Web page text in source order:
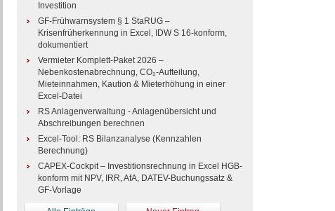
Investition
GF-Frühwarnsystem § 1 StaRUG –
Krisenfrüherkennung in Excel, IDW S 16-konform,
dokumentiert
Vermieter Komplett-Paket 2026 –
Nebenkostenabrechnung, CO₂-Aufteilung,
Mieteinnahmen, Kaution & Mieterhöhung in einer
Excel-Datei
RS Anlagenverwaltung - Anlagenübersicht und
Abschreibungen berechnen
Excel-Tool: RS Bilanzanalyse (Kennzahlen
Berechnung)
CAPEX-Cockpit – Investitionsrechnung in Excel HGB-
konform mit NPV, IRR, AfA, DATEV-Buchungssatz &
GF-Vorlage